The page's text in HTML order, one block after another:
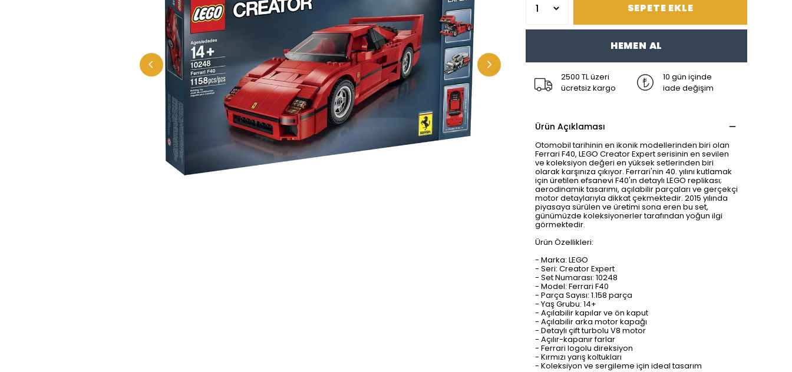
SEPETE EKLE
HEMEN AL
2500 TL üzeri
ücretsiz kargo
10 gün içinde
iade değişim
Ürün Açıklaması
Otomobil tarihinin en ikonik modellerinden biri olan
Ferrari F40, LEGO Creator Expert serisinin en sevilen
ve koleksiyon değeri en yüksek setlerinden biri
olarak karşınıza çıkıyor. Ferrari'nin 40. yılını kutlamak
için üretilen efsanevi F40'ın detaylı LEGO replikası;
aerodinamik tasarımı, açılabilir parçaları ve gerçekçi
motor detaylarıyla dikkat çekmektedir. 2015 yılında
piyasaya sürülen ve üretimi sona eren bu set,
günümüzde koleksiyonerler tarafından yoğun ilgi
görmektedir.
Ürün Özellikleri:
- Marka: LEGO
- Seri: Creator Expert
- Set Numarası: 10248
- Model: Ferrari F40
- Parça Sayısı: 1.158 parça
- Yaş Grubu: 14+
- Açılabilir kapılar ve ön kaput
- Açılabilir arka motor kapağı
- Detaylı çift turbolu V8 motor
- Açılır-kapanır farlar
- Ferrari logolu direksiyon
- Kırmızı yarış koltukları
- Koleksiyon ve sergileme için ideal tasarım